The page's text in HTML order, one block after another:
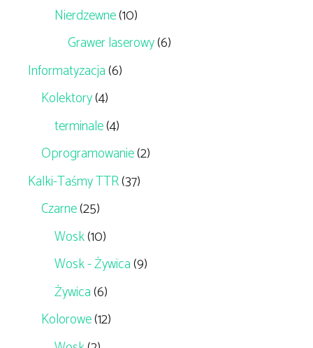
Nierdzewne(10)
Grawer laserowy(6)
Informatyzacja(6)
Kolektory(4)
terminale(4)
Oprogramowanie(2)
Kalki-Taśmy TTR(37)
Czarne(25)
Wosk(10)
Wosk - Żywica(9)
Żywica(6)
Kolorowe(12)